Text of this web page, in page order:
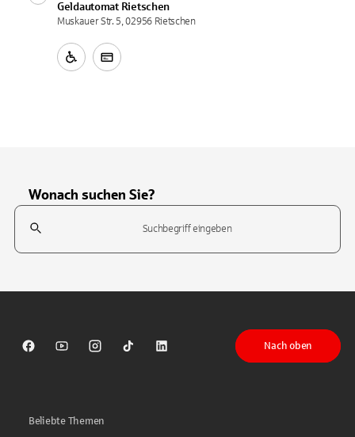
Geldautomat Rietschen
Muskauer Str. 5, 02956 Rietschen
Wonach suchen Sie?
Suchfeld
Sparkasse auf Facebook
Sparkasse auf Youtube
Sparkasse auf Instagram
Sparkasse auf TikTok
Sparkasse auf LinkedIn
Nach oben
Beliebte Themen